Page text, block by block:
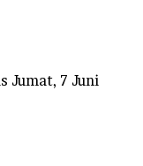
Jumat, 7 Juni